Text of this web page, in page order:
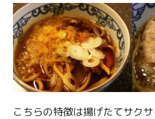
こちらの特徴は揚げたてサク